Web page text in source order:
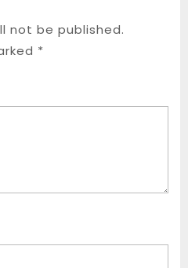
not be published.
*